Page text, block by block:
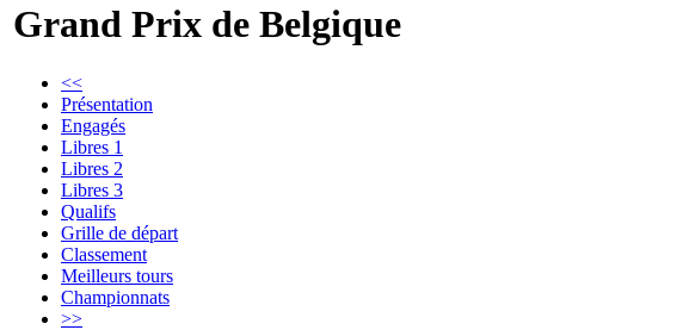
Grand Prix de Belgique
<<
Présentation
Engagés
Libres 1
Libres 2
Libres 3
Qualifs
Grille de départ
Classement
Meilleurs tours
Championnats
>>